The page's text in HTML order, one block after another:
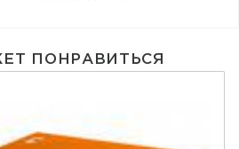
ПОНРАВИТЬСЯ